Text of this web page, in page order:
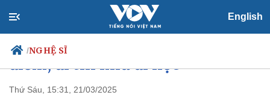
English
/NGHỆ SĨ
Nguyễn Thị Huyền thời thi Hoa
hậu: Vô tư tới mức không trang
điểm, đi thi như đi học
Thứ Sáu, 15:31, 21/03/2025